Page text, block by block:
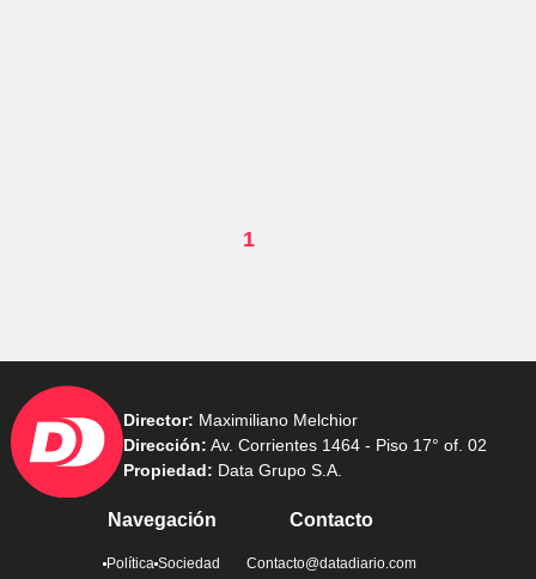
1
Director: Maximiliano Melchior
Dirección: Av. Corrientes 1464 - Piso 17° of. 02
Propiedad: Data Grupo S.A.
Navegación
Política Sociedad
Contacto
Contacto@datadiario.com